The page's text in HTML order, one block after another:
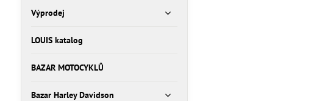
Výprodej
LOUIS katalog
BAZAR MOTOCYKLŮ
Bazar Harley Davidson